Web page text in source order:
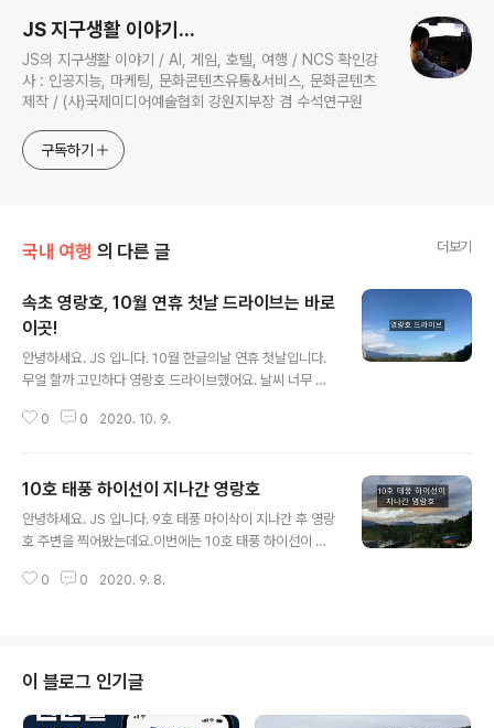
JS 지구생활 이야기...
JS의 지구생활 이야기 / AI, 게임, 호텔, 여행 / NCS 확인강
사 : 인공지능, 마케팅, 문화콘텐츠유통&서비스, 문화콘텐츠
제작 / (사)국제미디어예술협회 강원지부장 겸 수석연구원
구독하기
국내 여행 의 다른 글 더보기
속초 영랑호, 10월 연휴 첫날 드라이브는 바로
이곳!
안녕하세요. JS 입니다. 10월 한글의날 연휴 첫날입니다.
무얼 할까 고민하다 영랑호 드라이브했어요. 날씨 너무 좋
다. 영랑호는 언제 들러도 너무 좋습니다.제한 속도는 시속
분들이 계시는데요.원동기는 일방통행 대상입니다.주의가
필요합니다. 드라이브하다 보면 이렇게 사람이 없는 곳도
있고 너무 좋습니다. 천천히 30km로 운행하는 경우 20분
간에 주차장이 마련되어 있어 주차 후 걷기도 가능합니다.
0 0 2020. 10. 9.
10호 태풍 하이선이 지나간 영랑호
안녕하세요. JS 입니다. 9호 태풍 마이삭이 지나간 후 영랑
호 주변을 찍어봤는데요.이번에는 10호 태풍 하이선이 지
이브는 가능하지만 자전거 라이딩은 위험할 수 있습니다.
입니다. 침수된 도로와 부러지거나 쓰러진 나무가 있습니
다. 작년 화재에 전소된 별장입니다.아직 손도 대지 못한 별
장이 상당히 많이 있습니다. 한 바퀴 다 돌았습니다.종착!
0 0 2020. 9. 8.
이 블로그 인기글